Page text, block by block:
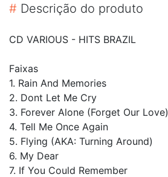
# Descrição do produto
CD VARIOUS - HITS BRAZIL
Faixas
1. Rain And Memories
2. Dont Let Me Cry
3. Forever Alone (Forget Our Love)
4. Tell Me Once Again
5. Flying (AKA: Turning Around)
6. My Dear
7. If You Could Remember